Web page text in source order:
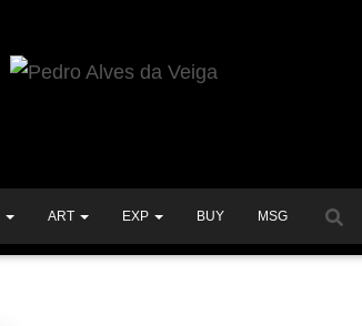
ART EXP BUY MSG